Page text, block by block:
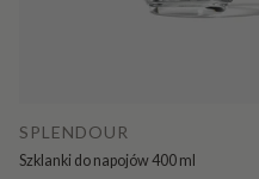
SPLENDOUR
Szklanki do napojów 400 ml